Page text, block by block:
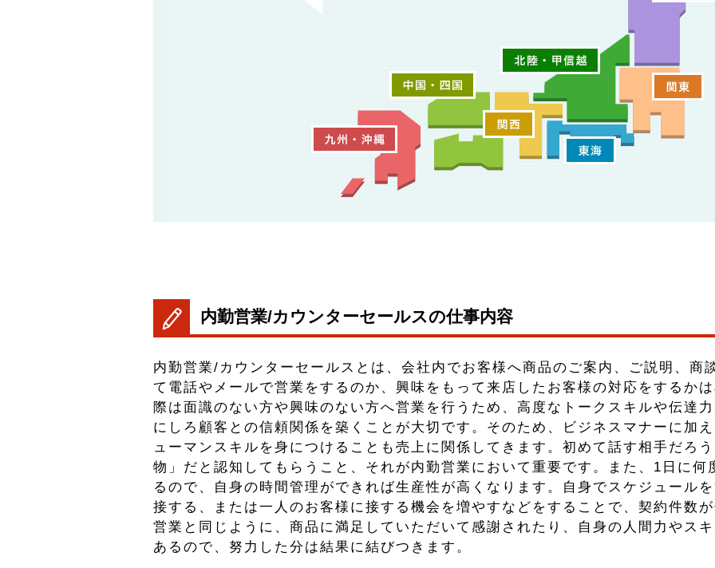
内勤営業/カウンターセールスの仕事内容
内勤営業/カウンターセールスとは、会社内でお客様へ商品のご案内、ご説明、商
て電話やメールで営業をするのか、興味をもって来店したお客様の対応をするか
際は面識のない方や興味のない方へ営業を行うため、高度なトークスキルや伝達
にしろ顧客との信頼関係を築くことが大切です。そのため、ビジネスマナーに加
ューマンスキルを身につけることも売上に関係してきます。初めて話す相手だろ
物」だと認知してもらうこと、それが内勤営業において重要です。また、1日に何
るので、自身の時間管理ができれば生産性が高くなります。自身でスケジュール
接する、または一人のお客様に接する機会を増やすなどをすることで、契約件数
営業と同じように、商品に満足していただいて感謝されたり、自身の人間力やス
あるので、努力した分は結果に結びつきます。